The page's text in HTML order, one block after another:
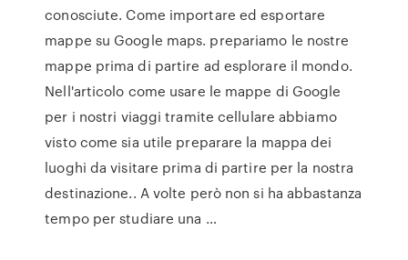
conosciute. Come importare ed esportare
mappe su Google maps. prepariamo le nostre
mappe prima di partire ad esplorare il mondo.
Nell'articolo come usare le mappe di Google
per i nostri viaggi tramite cellulare abbiamo
visto come sia utile preparare la mappa dei
luoghi da visitare prima di partire per la nostra
destinazione.. A volte però non si ha abbastanza
tempo per studiare una …